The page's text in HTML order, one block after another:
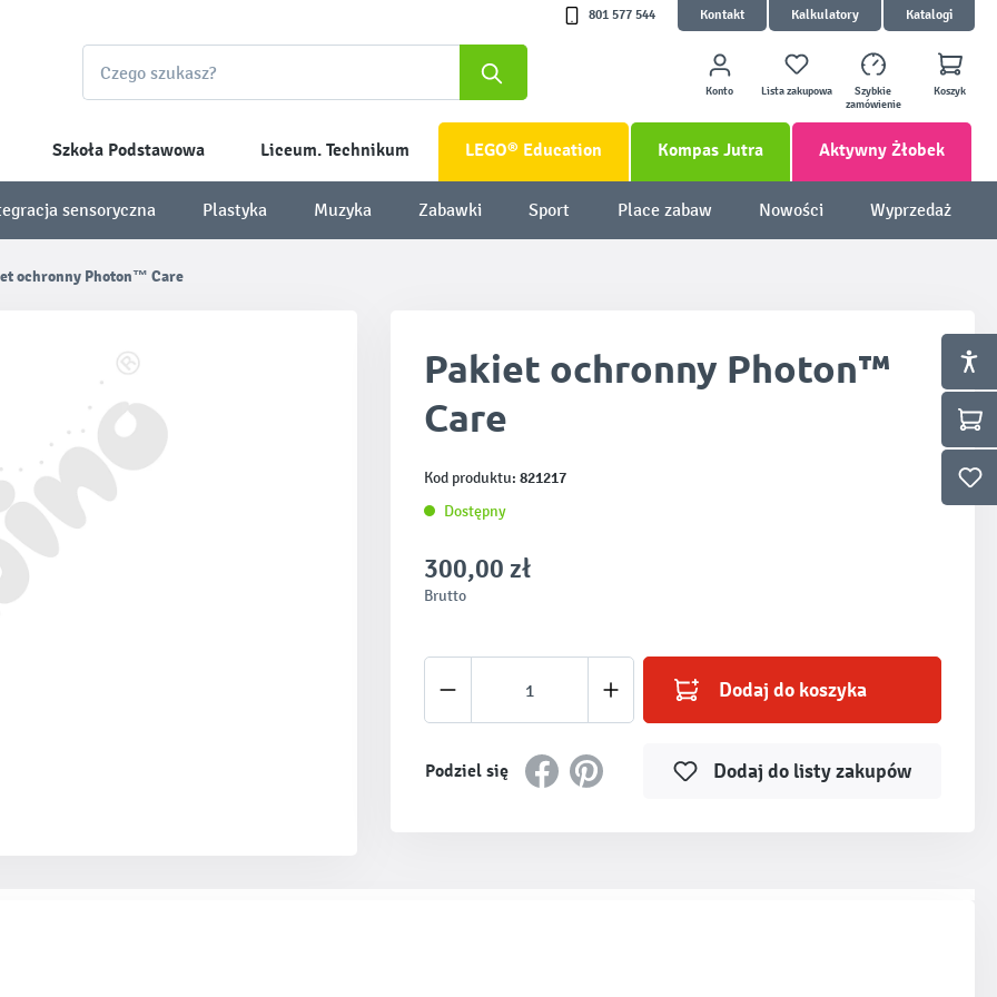
801 577 544 Kontakt Kalkulatory Katalogi
Konto Lista zakupowa
Szybkie
zamówienie
Koszyk
Szkoła Podstawowa Liceum. Technikum LEGO® Education Kompas Jutra Aktywny Żłobek
sensoryczna Plastyka Muzyka Zabawki Sport Place zabaw Nowości Wyprzedaż
ochronny Photon™ Care
Pakiet ochronny Photon™
Care
Kod produktu: 821217
Dostępny
300,00 zł
Brutto
Ilość produktu: Wprowadź żądaną ilość lub użyj
Dodaj do koszyka
Podziel się Dodaj do listy zakupów